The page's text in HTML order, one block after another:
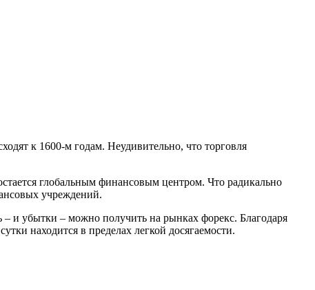
к 1600-м годам. Неудивительно, что торговля
глобальным финансовым центром. Что радикально
учреждений.
и убытки – можно получить на рынках форекс. Благодаря
находится в пределах легкой досягаемости.